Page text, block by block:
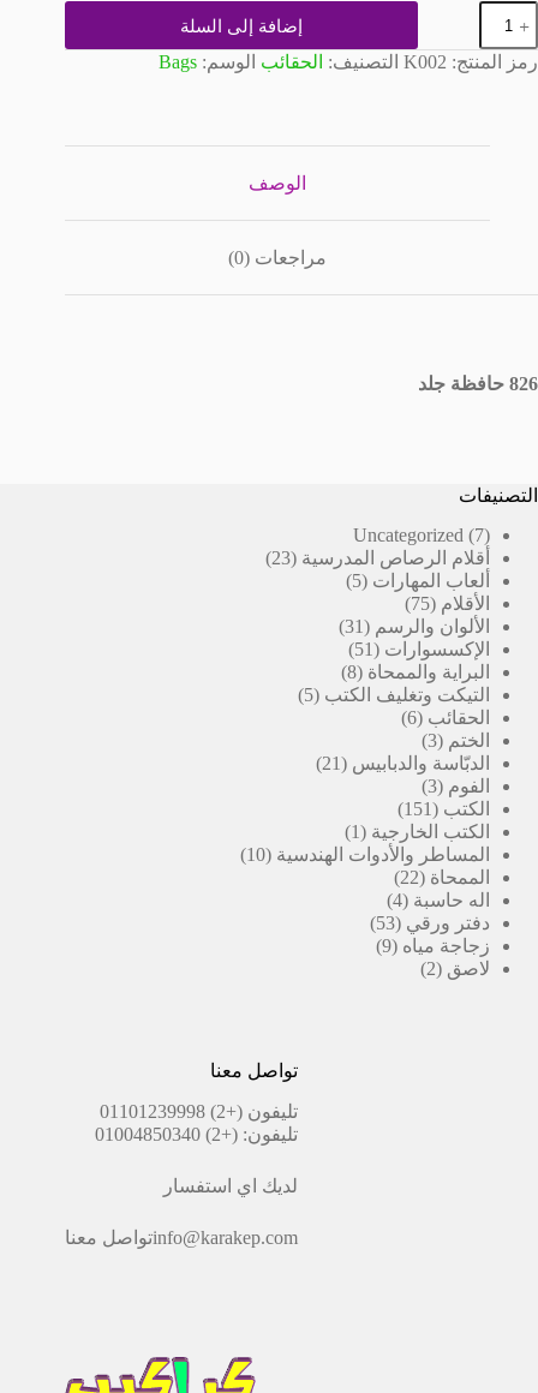
كمية
حافظة
جلد
إضافة إلى السلة
رمز المنتج: K002 التصنيف: الحقائب الوسم: Bags
الوصف
مراجعات (0)
826 حافظة جلد
التصنيفات
Uncategorized
7
7
منتجات
أقلام الرصاص المدرسية 23
23
ألعاب المهارات 5
5
الأقلام 75
75
منتج
الألوان والرسم 31
31
الإكسسوارات 51
51
منتج
البراية والممحاة 8
8
منتجاتالتيكت وتغليف الكتب 5
5
الحقائب 6
6
الختم 3
3
منتجات
الدبّاسة والدبابيس 21
21
الفوم 3
3
منتجات
الكتب 151
151
منتج
الكتب الخارجية 1
منتج
المساطر والأدوات الهندسية 10
10
الممحاة 22
22
منتج
اله حاسبة 4
4
منتجات
دفتر ورقي 53
53
منتج
زجاجة مياه 9
9
لاصق 2
2
تواصل معنا
تليفون(+2) 01101239998
تليفون: (+2) 01004850340
لديك اي استفسار
info@karakep.comتواصل معنا